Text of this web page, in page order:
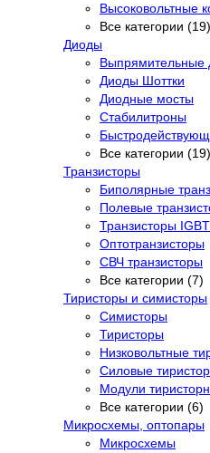
Высоковольтные
Все категории (19)
Диоды
Выпрямительные
Диоды Шоттки
Диодные мосты
Стабилитроны
Все категории (19)
Транзисторы
Биполярные
Полевые
Транзисторы IGBT
Оптотранзисторы
СВЧ транзисторы
Все категории (7)
Тиристоры и симисторы
Симисторы
Тиристоры
Низковольтные
Силовые
Модули
Все категории (6)
Микросхемы, оптопары
Микросхемы